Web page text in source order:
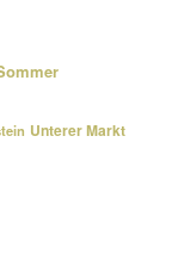
Unterer Markt